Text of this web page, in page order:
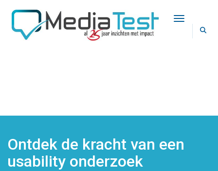
Toggle
Ontdek de kracht van een
usability onderzoek